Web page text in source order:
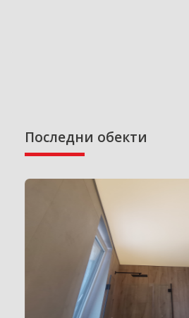
Последни обекти